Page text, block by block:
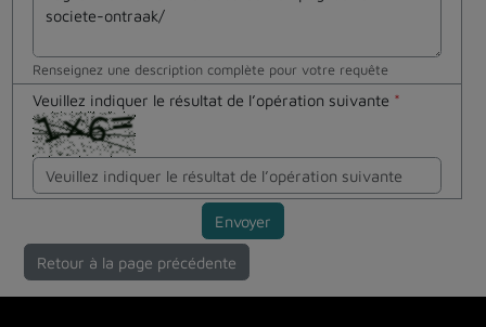
Renseignez une description complète pour votre requête
Veuillez indiquer le résultat de l’opération suivante *
Envoyer
Retour à la page précédente